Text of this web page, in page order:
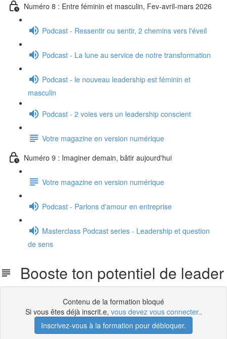
Numéro 8 : Entre féminin et masculin, Fev-avril-mars 2026
Podcast - Ressentir ou sentir, 2 chemins vers l'éveil
Podcast - La lune au service de notre transformation
Podcast - le nouveau leadership est féminin et
masculin
Podcast - 2 voies vers un leadership conscient
Votre magazine en version numérique
Numéro 9 : Imaginer demain, bâtir aujourd'hui
Votre magazine en version numérique
Podcast - Parlons d'amour en entreprise
Masterclass Podcast series - Leadership et question
de sens
Booste ton potentiel de leader
Contenu de la formation bloqué
Si vous êtes déjà inscrit.e, vous devez vous connecter..
Inscrivez-vous à la formation pour débloquer.